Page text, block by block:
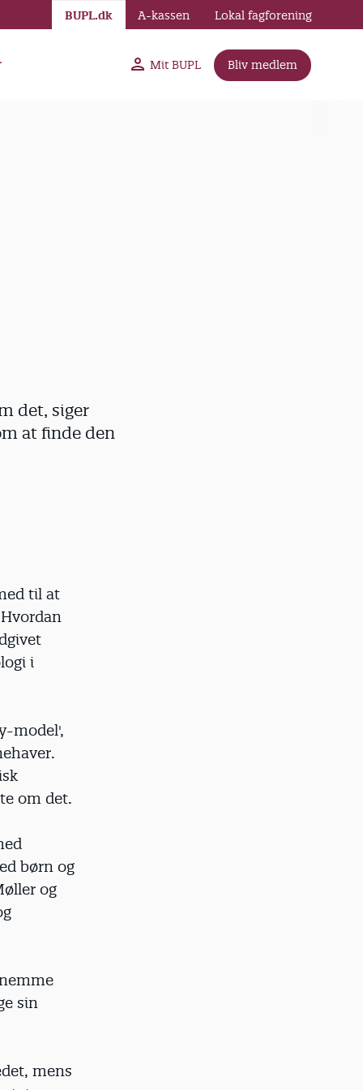
Mit BUPL Bliv medlem
BUPL.dk A-kassen Lokal fagforening
det, siger
at finde den
til at
i
model',
om det.
børn og
og
sin
mens